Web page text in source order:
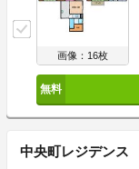
画像：16枚
中央町レジデンス